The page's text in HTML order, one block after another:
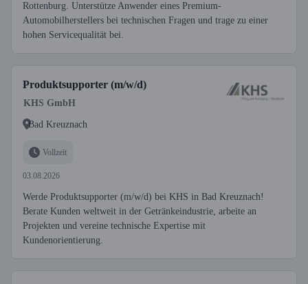
Rottenburg. Unterstütze Anwender eines Premium-
Automobilherstellers bei technischen Fragen und trage zu einer
hohen Servicequalität bei.
Produktsupporter (m/w/d)
KHS GmbH
Bad Kreuznach
Vollzeit
03.08.2026
Werde Produktsupporter (m/w/d) bei KHS in Bad Kreuznach!
Berate Kunden weltweit in der Getränkeindustrie, arbeite an
Projekten und vereine technische Expertise mit
Kundenorientierung.